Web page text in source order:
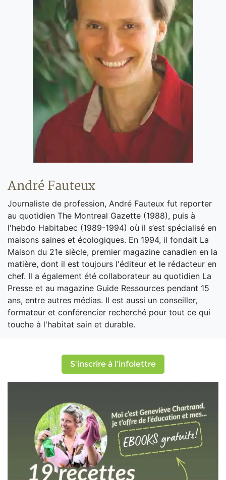
André Fauteux
Journaliste de profession, André Fauteux fut reporter
au quotidien The Montreal Gazette (1988), puis à
l'hebdo Habitabec (1989-1994) où il s’est spécialisé en
maisons saines et écologiques. En 1994, il fondait La
Maison du 21e siècle, premier magazine canadien en la
matière, dont il est toujours l'éditeur et le rédacteur en
chef. Il a également été collaborateur au quotidien La
Presse et au magazine Guide Ressources pendant 15
ans, entre autres médias. Il est aussi un conseiller,
formateur et conférencier recherché pour tout ce qui
touche à l'habitat sain et durable.
S'inscrire à l'infolettre